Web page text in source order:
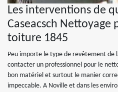
Les interventions de
Caseacsch Nettoyage
toiture 1845
Peu importe le type de revêtement
contacter un professionnel pour le
bon matériel et surtout le manier
impeccable. A Noville et dans les